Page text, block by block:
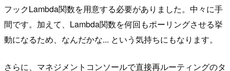
フックLambda関数を用意する必要がありました。中々に手
間です。加えて、Lambda関数を何回もポーリングさせる挙
動になるため、なんだかな... という気持ちにもなります。
さらに、マネジメントコンソールで直接再ルーティングのタ